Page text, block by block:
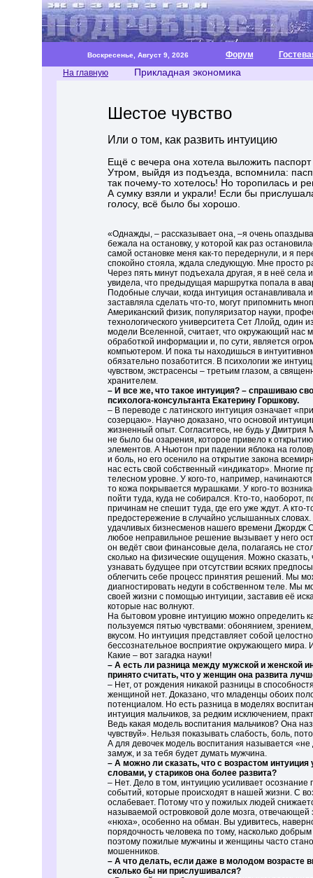
Воскресенье, Август 9, 2026 Форум
На главную
Прикладная экономика
Шестое чувство
Или о том, как развить интуицию
Ещё с вечера она хотела выложить
Утром, выйдя из подъезда, вспомнила:
так почему-то хотелось! Но торопилась и
А сумку взяли и украли! Если бы
голосу, всё было бы хорошо.
«Однажды, – рассказывает она, –я очень
бежала на остановку, у которой как раз
самой остановке меня как-то передернули, и я
спокойно стояла, ждала следующую. Мне просто
Через пять минут подъехала другая, я в неё села
увидела, что предыдущая маршрутка попала в
Подобные случаи, когда интуиция останавливала
заставляла сделать что-то, могут припомнить
Американский физик, популяризатор науки,
технологического университета Сет Ллойд, один
модели Вселенной, считает, что окружающий нас
обработкой информации и, по сути, является
компьютером. И пока ты находишься в
обязательно позаботится. В психологии же
чувством, экстрасенсы – третьим глазом, а
хранителем.
– И все же, что такое интуиция? – спрашиваю
психолога-консультанта Екатерину Горшкову.
– В переводе с латинского интуиция означает
созерцаю». Научно доказано, что основой
жизненный опыт. Согласитесь, не будь у
не было бы озарения, которое привело к
элементов. А Ньютон при падении яблока на
и боль, но его осенило на открытие закона
нас есть свой собственный «индикатор». Многие
телесном уровне. У кого-то, например,
то кожа покрывается мурашками. У кого-то
пойти туда, куда не собирался. Кто-то, наоборот,
причинам не спешит туда, где его уже ждут. А кто-
предостережение в случайно услышанных
удачливых бизнесменов нашего времени Джордж
любое неправильное решение вызывает у него
он ведёт свои финансовые дела, полагаясь не
сколько на физические ощущения. Можно сказать,
узнавать будущее при отсутствии всяких
облегчить себе процесс принятия решений. Мы
диагностировать недуги в собственном теле. Мы
своей жизни с помощью интуиции, заставив её
которые нас волнуют.
На бытовом уровне интуицию можно определить
пользуемся пятью чувствами: обонянием,
вкусом. Но интуиция представляет собой
бессознательное восприятие окружающего мира.
Какие – вот загадка науки!
– А есть ли разница между мужской и женской
принято считать, что у женщин она развита
– Нет, от рождения никакой разницы в
женщиной нет. Доказано, что младенцы обоих
потенциалом. Но есть разница в моделях
интуиция мальчиков, за редким исключением,
Ведь какая модель воспитания мальчиков? Она
чувствуй». Нельзя показывать слабость, боль,
А для девочек модель воспитания называется
замуж, и за тебя будет думать мужчина.
– А можно ли сказать, что с возрастом
словами, у стариков она более развита?
– Нет. Дело в том, интуицию усиливает
событий, которые происходят в нашей жизни. С
ослабевает. Потому что у пожилых людей
называемой островковой доле мозга, отвечающей
«нюха», особенно на обман. Вы удивитесь,
порядочность человека по тому, насколько
поэтому пожилые мужчины и женщины часто
мошенников.
– А что делать, если даже в молодом возрасте
сколько бы ни прислушивался?